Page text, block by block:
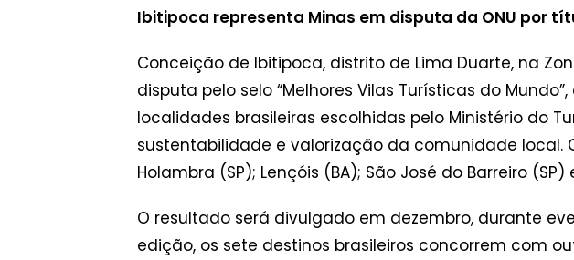
Ibitipoca representa Minas em disputa da ONU por
Conceição de Ibitipoca, distrito de Lima Duarte, na
disputa pelo selo “Melhores Vilas Turísticas do
localidades brasileiras escolhidas pelo Ministério do
sustentabilidade e valorização da comunidade local.
Holambra (SP); Lençóis (BA); São José do Barreiro (SP)
O resultado será divulgado em dezembro, durante
edição, os sete destinos brasileiros concorrem com